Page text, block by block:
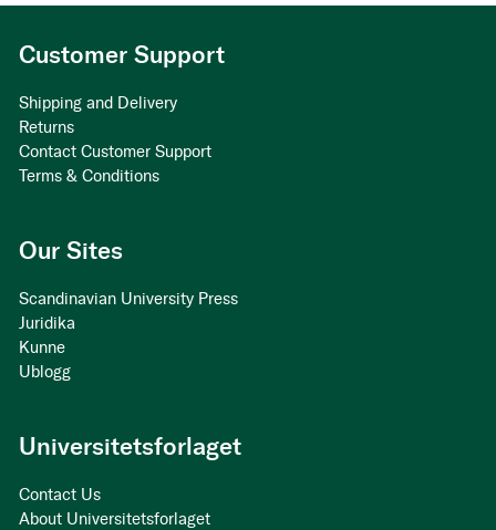
Customer Support
Shipping and Delivery
Returns
Contact Customer Support
Terms & Conditions
Our Sites
Scandinavian University Press
Juridika
Kunne
Ublogg
Universitetsforlaget
Contact Us
About Universitetsforlaget